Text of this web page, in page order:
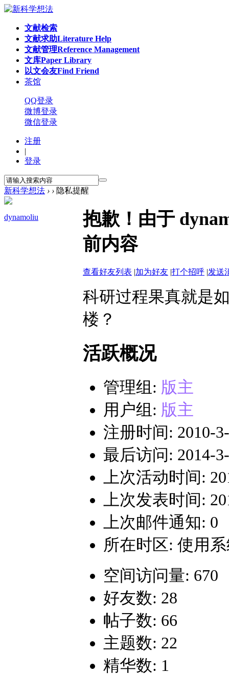
文献检索
文献求助Literature Help
文献管理Reference Management
文库Paper Library
以文会友Find Friend
茶馆
QQ登录
微博登录
微信登录
注册
|
登录
新科学想法 › › 隐私提醒
dynamoliu
抱歉！由于
前内容
查看好友列表 |加为好友 |打个招呼 |发送
科研过程果真就是
楼？
活跃概况
管理组: 版主
用户组: 版主
注册时间: 2010-
最后访问: 2014-
上次活动时间:
上次发表时间:
上次邮件通知: 0
所在时区: 使用
空间访问量: 670
好友数: 28
帖子数: 66
主题数: 22
精华数: 1